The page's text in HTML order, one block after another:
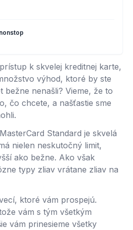
k skvelej kreditnej karte,
výhod, ktoré by ste
bežne nenašli? Vieme, že to
čo chcete, a našťastie sme
Standard je skvelá
nielen neskutočný limit,
ako bežne. Ako však
typy zliav vrátane zliav na
ktoré vám prospejú.
vám s tým všetkým
vám prinesieme všetky